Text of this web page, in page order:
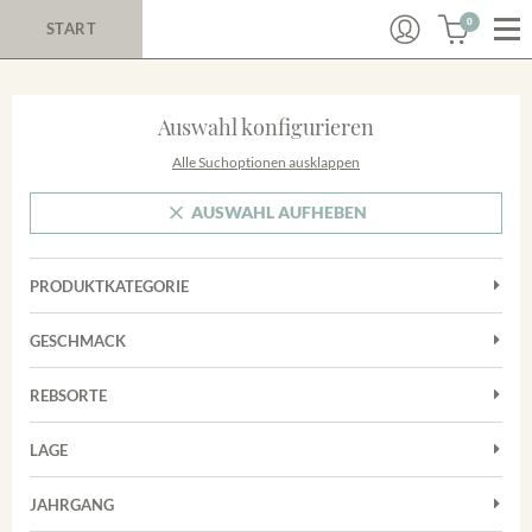
START 0
Auswahl konfigurieren
Alle Suchoptionen ausklappen
AUSWAHL AUFHEBEN
PRODUKTKATEGORIE
Cuvées
Rosé
Sekt
Trester/Spirituosen
GESCHMACK
Trocken
REBSORTE
Auxerrois
Cuvée
LAGE
Achkarrer Schlossberg
JAHRGANG